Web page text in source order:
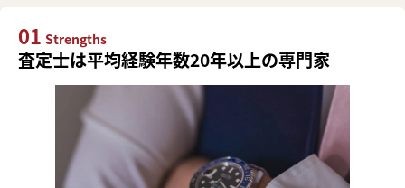
01 Strengths
査定士は平均経験年数20年以上の専門家